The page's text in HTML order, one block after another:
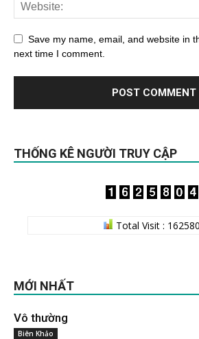
Save my name, email, and website in
next time I comment.
THỐNG KÊ NGƯỜI TRUY CẬP
Total Visit :
MỚI NHẤT
Vô thường
Biên Khảo